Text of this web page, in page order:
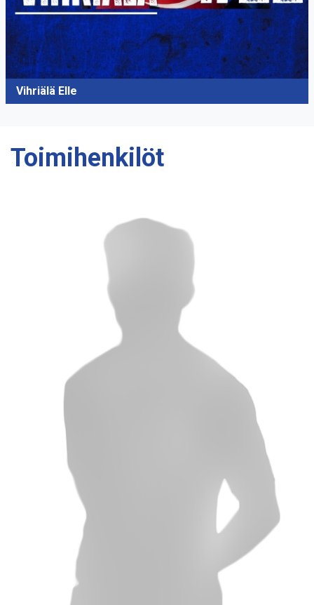
Vihriälä Elle
Toimihenkilöt